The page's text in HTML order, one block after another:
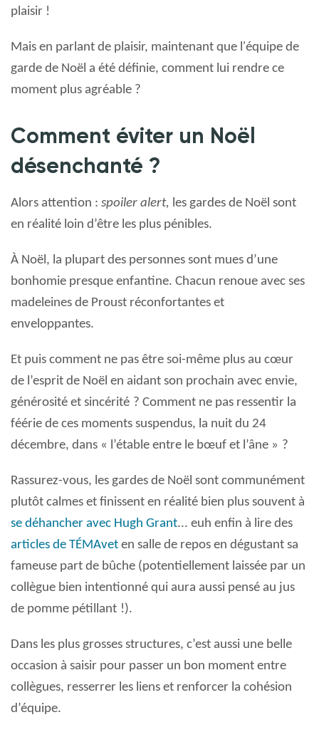
plaisir !
Mais en parlant de plaisir, maintenant que l'équipe de
garde de Noël a été définie, comment lui rendre ce
moment plus agréable ?
Comment éviter un Noël
désenchanté ?
Alors attention : spoiler alert, les gardes de Noël sont
en réalité loin d’être les plus pénibles.
À Noël, la plupart des personnes sont mues d’une
bonhomie presque enfantine. Chacun renoue avec ses
madeleines de Proust réconfortantes et
enveloppantes.
Et puis comment ne pas être soi-même plus au cœur
de l’esprit de Noël en aidant son prochain avec envie,
générosité et sincérité ? Comment ne pas ressentir la
féérie de ces moments suspendus, la nuit du 24
décembre, dans « l’étable entre le bœuf et l’âne » ?
Rassurez-vous, les gardes de Noël sont communément
plutôt calmes et finissent en réalité bien plus souvent à
se déhancher avec Hugh Grant... euh enfin à lire des
articles de TÉMAvet en salle de repos en dégustant sa
fameuse part de bûche (potentiellement laissée par un
collègue bien intentionné qui aura aussi pensé au jus
de pomme pétillant !).
Dans les plus grosses structures, c’est aussi une belle
occasion à saisir pour passer un bon moment entre
collègues, resserrer les liens et renforcer la cohésion
d’équipe.